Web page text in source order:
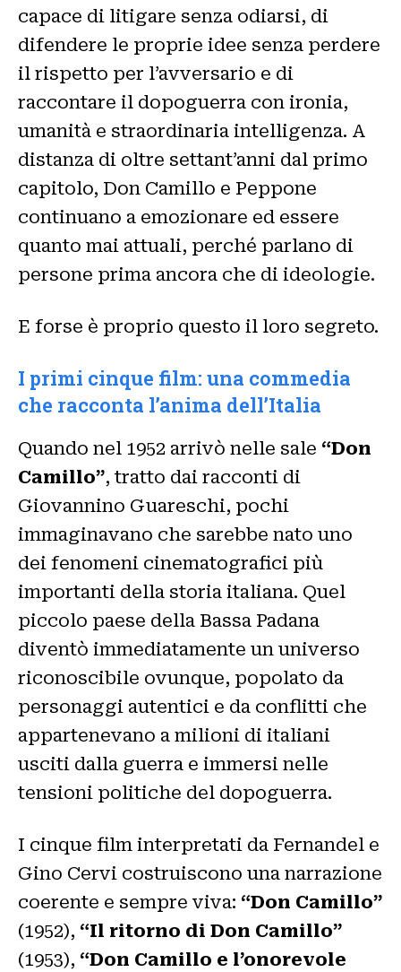
capace di litigare senza odiarsi, di
difendere le proprie idee senza perdere
il rispetto per l’avversario e di
raccontare il dopoguerra con ironia,
umanità e straordinaria intelligenza. A
distanza di oltre settant’anni dal primo
capitolo, Don Camillo e Peppone
continuano a emozionare ed essere
quanto mai attuali, perché parlano di
persone prima ancora che di ideologie.
E forse è proprio questo il loro segreto.
I primi cinque film: una commedia
che racconta l’anima dell’Italia
Quando nel 1952 arrivò nelle sale “Don
Camillo”, tratto dai racconti di
Giovannino Guareschi, pochi
immaginavano che sarebbe nato uno
dei fenomeni cinematografici più
importanti della storia italiana. Quel
piccolo paese della Bassa Padana
diventò immediatamente un universo
riconoscibile ovunque, popolato da
personaggi autentici e da conflitti che
appartenevano a milioni di italiani
usciti dalla guerra e immersi nelle
tensioni politiche del dopoguerra.
I cinque film interpretati da Fernandel e
Gino Cervi costruiscono una narrazione
coerente e sempre viva: “Don Camillo”
(1952), “Il ritorno di Don Camillo”
(1953), “Don Camillo e l’onorevole